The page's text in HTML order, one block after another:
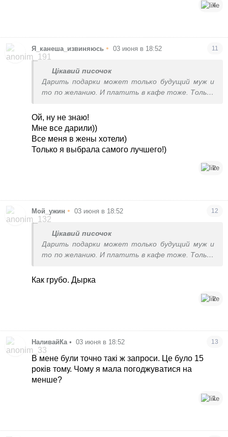
4
Я_канеша_извиняюсь • 03 июня в 18:52 11
Цікавий писочок
Дарить подарки может только будущий муж и
то по желанию. И платить в кафе тоже. Только
дырка очередная
Ой, ну не знаю!
Мне все дарили))
Все меня в жены хотели)
Только я выбрала самого лучшего!)
2
Мой_ужин • 03 июня в 18:52 12
Цікавий писочок
Дарить подарки может только будущий муж и
то по желанию. И платить в кафе тоже. Только
дырка очередная
Как грубо. Дырка
2
НаливайКа • 03 июня в 18:52 13
В мене були точно такі ж запроси. Це було 15
років тому. Чому я мала погоджуватися на
менше?
1